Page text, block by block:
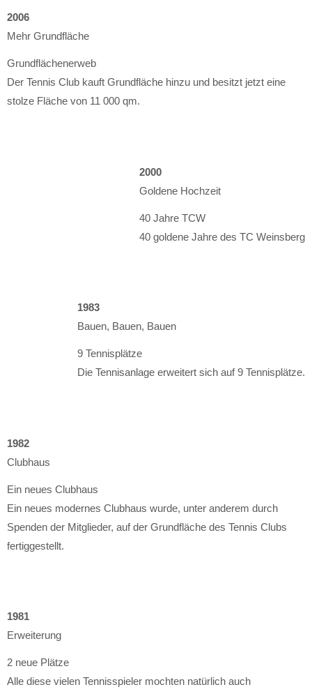
2006
Mehr Grundfläche
Grundflächenerweb
Der Tennis Club kauft Grundfläche hinzu und besitzt jetzt eine
stolze Fläche von 11 000 qm.
2000
Goldene Hochzeit
40 Jahre TCW
40 goldene Jahre des TC Weinsberg
1983
Bauen, Bauen, Bauen
9 Tennisplätze
Die Tennisanlage erweitert sich auf 9 Tennisplätze.
1982
Clubhaus
Ein neues Clubhaus
Ein neues modernes Clubhaus wurde, unter anderem durch
Spenden der Mitglieder, auf der Grundfläche des Tennis Clubs
fertiggestellt.
1981
Erweiterung
2 neue Plätze
Alle diese vielen Tennisspieler mochten natürlich auch